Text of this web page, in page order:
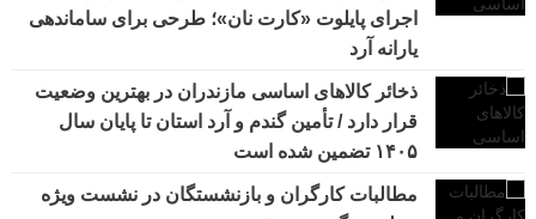
اجرای پایلوت «کارت نان»؛ طرحی برای ساماندهی
یارانه آرد
ذخائر کالاهای اساسی مازندران در بهترین وضعیت
قرار دارد / تأمین گندم و آرد استان تا پایان سال
۱۴۰۵ تضمین شده است
مطالبات کارگران و بازنشستگان در نشست ویژه